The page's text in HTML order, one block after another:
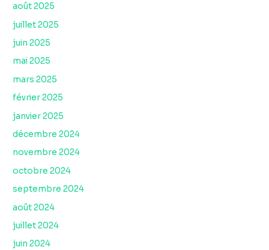
août 2025
juillet 2025
juin 2025
mai 2025
mars 2025
février 2025
janvier 2025
décembre 2024
novembre 2024
octobre 2024
septembre 2024
août 2024
juillet 2024
juin 2024